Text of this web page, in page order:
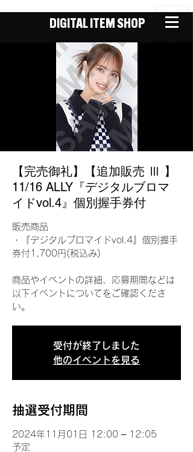
DIGITAL ITEM SHOP
【完売御礼】【追加販売 Ⅲ 】
11/16 ALLY『デジタルブロマ
イドvol.4』個別握手券付
販売商品
・『デジタルブロマイドvol.4』個別握手
券付1,700円(税込み)
商品やイベントの詳細、応募期間などは
以下イベントについてをご確認くださ
い。
受付が終了しました
他のイベントを見る
抽選受付期間
2024年11月01日 12:00 – 12:05
予定